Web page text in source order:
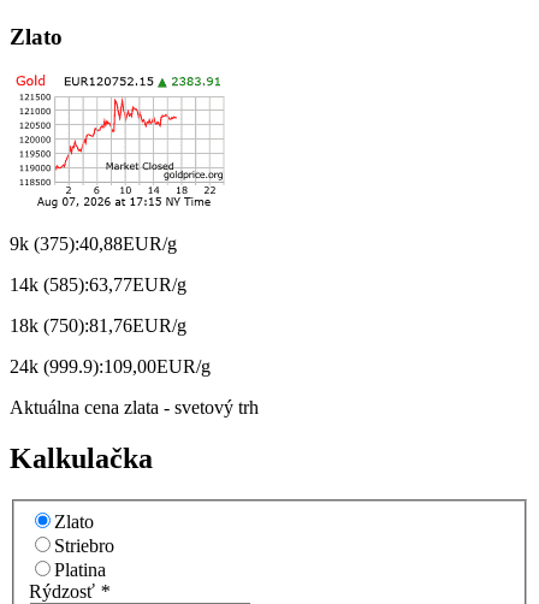
Zlato
9k (375):40,88EUR/g
14k (585):63,77EUR/g
18k (750):81,76EUR/g
24k (999.9):109,00EUR/g
Aktuálna cena zlata - svetový trh
Kalkulačka
Zlato
Striebro
Platina
Rýdzosť *